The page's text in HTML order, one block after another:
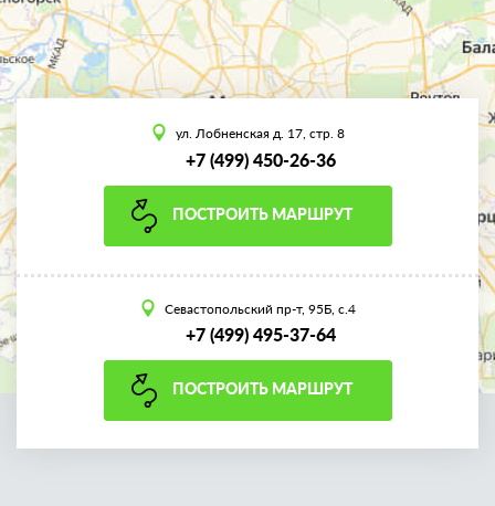
ул. Лобненская д. 17, стр. 8
+7 (499) 450-26-36
ПОСТРОИТЬ МАРШРУТ
Севастопольский пр-т, 95Б, с.4
+7 (499) 495-37-64
ПОСТРОИТЬ МАРШРУТ